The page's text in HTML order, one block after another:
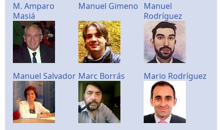
M. Amparo
Masiá
Manuel Gimeno Manuel
Rodríguez
Manuel Salvador Marc Borrás Mario Rodríguez